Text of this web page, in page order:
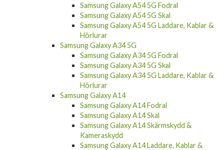
Samsung Galaxy A54 5G Fodral
Samsung Galaxy A54 5G Skal
Samsung Galaxy A54 5G Laddare, Kablar &
Hörlurar
Samsung Galaxy A34 5G
Samsung Galaxy A34 5G Fodral
Samsung Galaxy A34 5G Skal
Samsung Galaxy A34 5G Laddare, Kablar &
Hörlurar
Samsung Galaxy A14
Samsung Galaxy A14 Fodral
Samsung Galaxy A14 Skal
Samsung Galaxy A14 Skärmskydd &
Kameraskydd
Samsung Galaxy A14 Laddare, Kablar &